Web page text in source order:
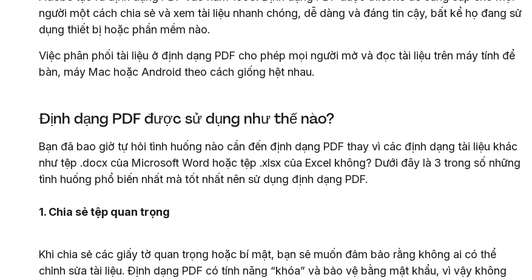
người một cách chia sẻ và xem tài liệu nhanh chóng, dễ dàng và đáng tin cậy, bất kể họ đang sử
dụng thiết bị hoặc phần mềm nào.
Việc phân phối tài liệu ở định dạng PDF cho phép mọi người mở và đọc tài liệu trên máy tính để
bàn, máy Mac hoặc Android theo cách giống hệt nhau.
Định dạng PDF được sử dụng như thế nào?
Bạn đã bao giờ tự hỏi tình huống nào cần đến định dạng PDF thay vì các định dạng tài liệu khác
như tệp .docx của Microsoft Word hoặc tệp .xlsx của Excel không? Dưới đây là 3 trong số những
tình huống phổ biến nhất mà tốt nhất nên sử dụng định dạng PDF.
1. Chia sẻ tệp quan trọng
Khi chia sẻ các giấy tờ quan trọng hoặc bí mật, bạn sẽ muốn đảm bảo rằng không ai có thể
chỉnh sửa tài liệu. Định dạng PDF có tính năng “khóa” và bảo vệ bằng mật khẩu, vì vậy không